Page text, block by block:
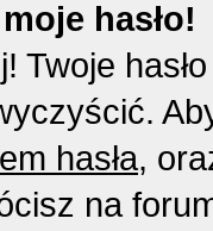
hasło!
Twoje
hasła,
na